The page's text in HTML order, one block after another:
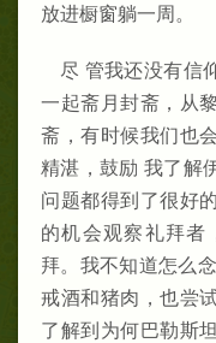
放进橱窗躺一周。
尽 管我还没有信
一起斋月封斋，从
斋，有时候我们也
精湛，鼓励 我了解
问题都得到了很好
的机会观察礼拜者
拜。我不知道怎么
戒酒和猪肉，也尝
了解到为何巴勒斯